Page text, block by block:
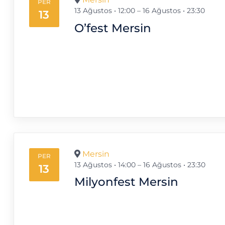
PER
13 13 Ağustos • 12:00– 16 Ağustos • 23:30
O’fest Mersin
PER
13 13 Ağustos • 14:00– 16 Ağustos • 23:30
Milyonfest Mersin
Mersin